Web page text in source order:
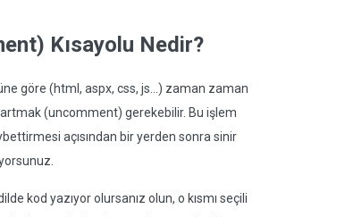
Kısayolu Nedir?
göre (html, aspx, css, js...) zaman zaman
(uncomment) gerekebilir. Bu işlem
açısından bir yerden sonra sinir
kod yazıyor olursanız olun, o kısmı seçili